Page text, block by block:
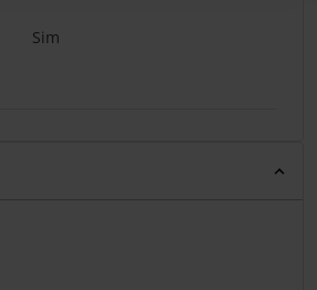
Sim